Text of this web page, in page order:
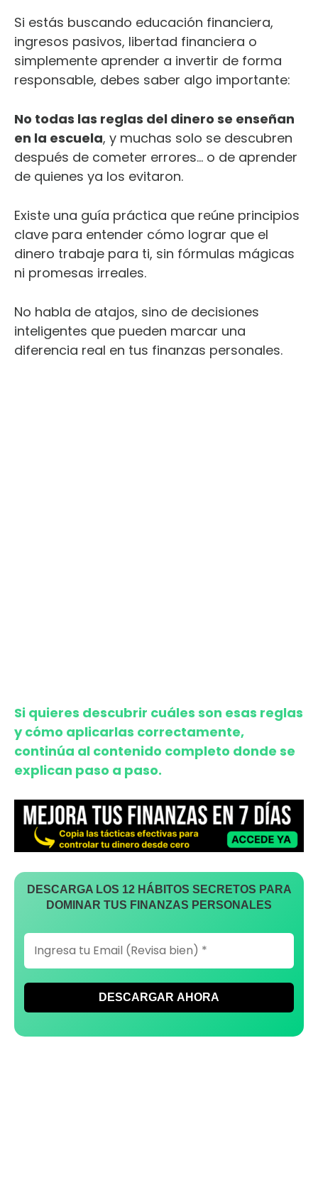
Si estás buscando educación financiera,
ingresos pasivos, libertad financiera o
simplemente aprender a invertir de forma
responsable, debes saber algo importante:
No todas las reglas del dinero se enseñan
en la escuela, y muchas solo se descubren
después de cometer errores… o de aprender
de quienes ya los evitaron.
Existe una guía práctica que reúne principios
clave para entender cómo lograr que el
dinero trabaje para ti, sin fórmulas mágicas
ni promesas irreales.
No habla de atajos, sino de decisiones
inteligentes que pueden marcar una
diferencia real en tus finanzas personales.
Si quieres descubrir cuáles son esas reglas
y cómo aplicarlas correctamente,
continúa al contenido completo donde se
explican paso a paso.
DESCARGA LOS 12 HÁBITOS SECRETOS PARA
DOMINAR TUS FINANZAS PERSONALES